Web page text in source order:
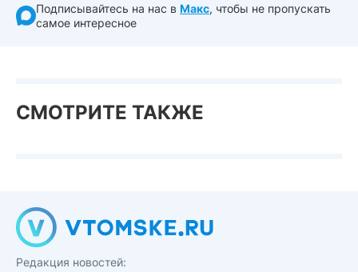
Подписывайтесь на нас в Макс, чтобы не пропускать
самое интересное
СМОТРИТЕ ТАКЖЕ
Редакция новостей: